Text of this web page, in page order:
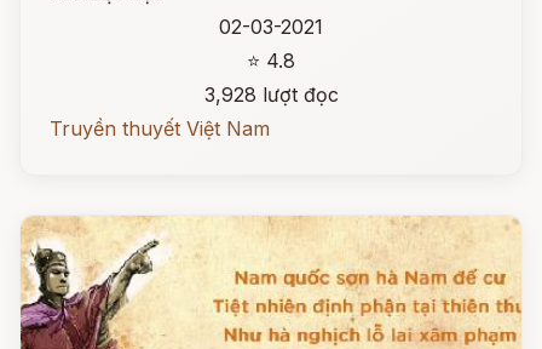
02-03-2021
⭐ 4.8
3,928 lượt đọc
Truyền thuyết Việt Nam